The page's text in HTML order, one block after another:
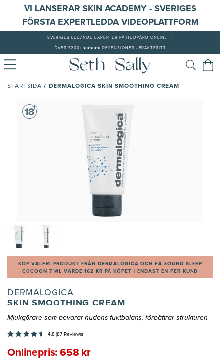
VI LANSERAR SKIN ACADEMY - SVERIGES
FÖRSTA EXPERTLEDDA VIDEOPLATTFORM
SVERIGES LEDANDE EXPERTER PÅ HUDVÅRD ONLINE
ÖVER 7200+ ★★★★★ RECENSIONER - FRAKTFRITT
STARTSIDA / DERMALOGICA SKIN SMOOTHING CREAM
KÖP VALFRI PRODUKT FRÅN DERMALOGICA OCH FÅ SOUND SLEEP
COCOON 7 ML VÄRDE 162 KR PÅ KÖPET | ENDAST EN PER KUND
DERMALOGICA
SKIN SMOOTHING CREAM
Mjukgörare som bevarar hudens fuktbalans, förbättrar strukturen
4,8 (87 Reviews)
Onlinepris: 658 kr